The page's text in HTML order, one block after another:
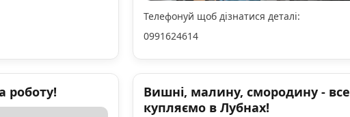
Телефонуй щоб дізнатися деталі:
0991624614
роботу!
Вишні, малину, смородину - все
купляємо в Лубнах!